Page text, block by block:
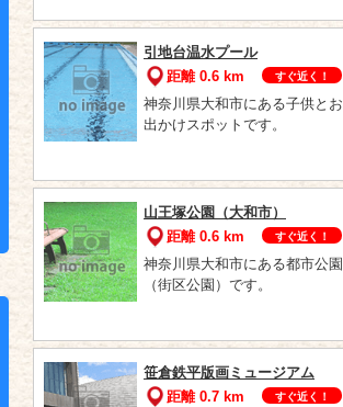
引地台温水プール
距離 0.6 km
すぐ近く！
神奈川県大和市にある子供とお
出かけスポットです。
山王塚公園（大和市）
距離 0.6 km
すぐ近く！
神奈川県大和市にある都市公園
（街区公園）です。
笹倉鉄平版画ミュージアム
距離 0.7 km
すぐ近く！